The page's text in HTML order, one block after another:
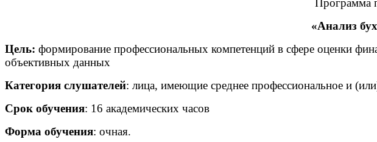
Программа
«Анализ
Цель: формирование профессиональных компетенций в сфере оценки
объективных данных
Категория слушателей: лица, имеющие среднее профессиональное и (или
Срок обучения: 16 академических часов
Форма обучения: очная.